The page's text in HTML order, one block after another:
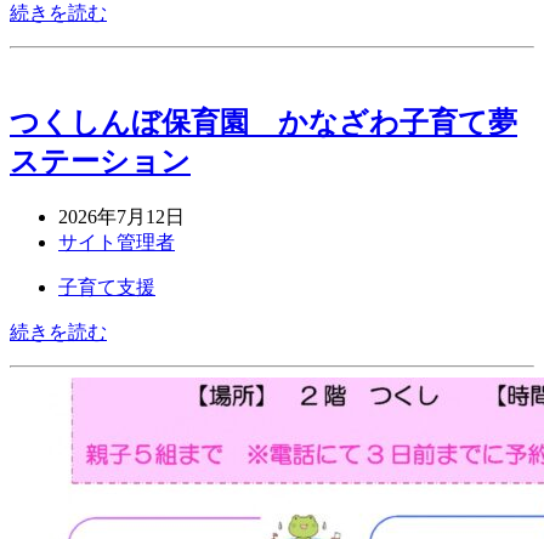
続きを読む
つくしんぼ保育園 かなざわ子育て夢
ステーション
2026年7月12日
サイト管理者
子育て支援
続きを読む